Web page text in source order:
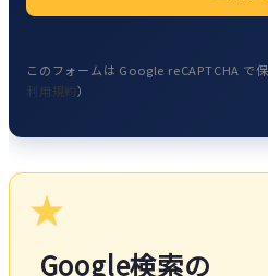
このフォームは Google reCAPTCHA で
利用規約）
★
Google検索の